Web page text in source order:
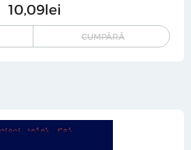
10 09lei
CUMPĂRĂ